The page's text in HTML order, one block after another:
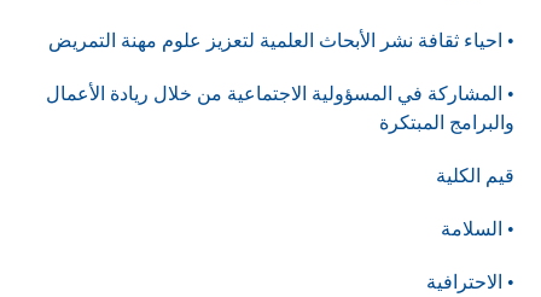
• احياء ثقافة نشر الأبحاث العلمية لتعزيز علوم مهنة التمريض
• المشاركة في المسؤولية الاجتماعية من خلال ريادة الأعمال
والبرامج المبتكرة
قيم الكلية
• السلامة
• الاحترافية